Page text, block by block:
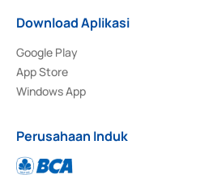
Download Aplikasi
Google Play
App Store
Windows App
Perusahaan Induk